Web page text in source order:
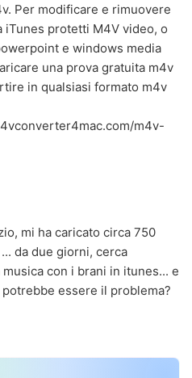
Per modificare e rimuovere
iTunes protetti M4V video, o
e windows media
una prova gratuita m4v
in qualsiasi formato m4v
m4v-
mi ha caricato circa 750
da due giorni, cerca
con i brani in itunes... e
essere il problema?